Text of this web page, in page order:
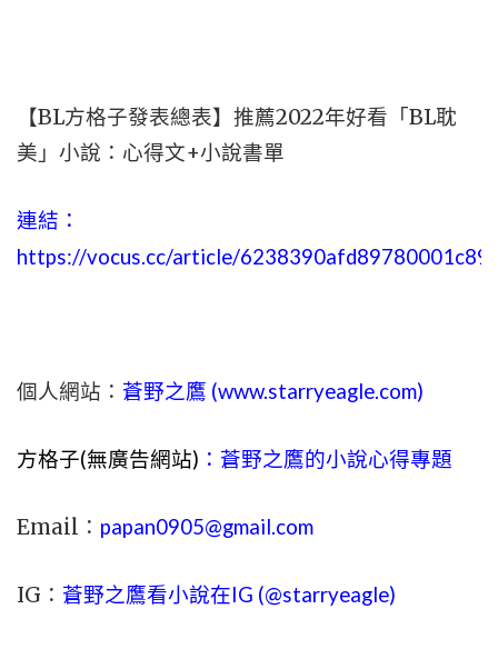
【BL方格子發表總表】推薦2022年好看「BL耽
美」小說：心得文+小說書單
連結：
https://vocus.cc/article/
個人網站： 蒼野之鷹 (www.starryeagle.com)
方格子(無廣告網站) ：蒼野之鷹的小說心得專題
Email： papan0905@gmail.com
IG： 蒼野之鷹看小說在IG (@starryeagle)